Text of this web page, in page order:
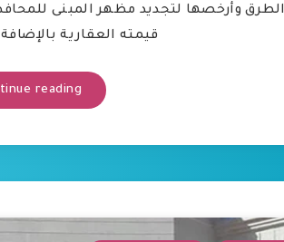
الطرق وأرخصها لتجديد مظهر المبنى
قيمته العقارية
reading